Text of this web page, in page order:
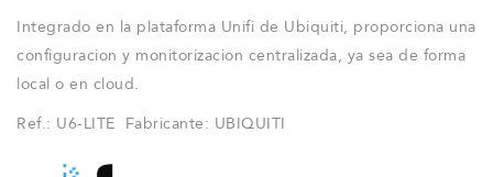
Integrado en la plataforma Unifi de Ubiquiti, proporciona una
configuracion y monitorizacion centralizada, ya sea de forma
local o en cloud.
Ref.: U6-LITE Fabricante: UBIQUITI